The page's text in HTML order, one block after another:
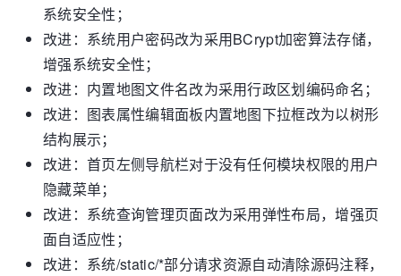
系统安全性；
改进：系统用户密码改为采用BCrypt加密算法存储，
增强系统安全性；
改进：内置地图文件名改为采用行政区划编码命名；
改进：图表属性编辑面板内置地图下拉框改为以树形
结构展示；
改进：首页左侧导航栏对于没有任何模块权限的用户
隐藏菜单；
改进：系统查询管理页面改为采用弹性布局，增强页
面自适应性；
改进：系统/static/*部分请求资源自动清除源码注释，